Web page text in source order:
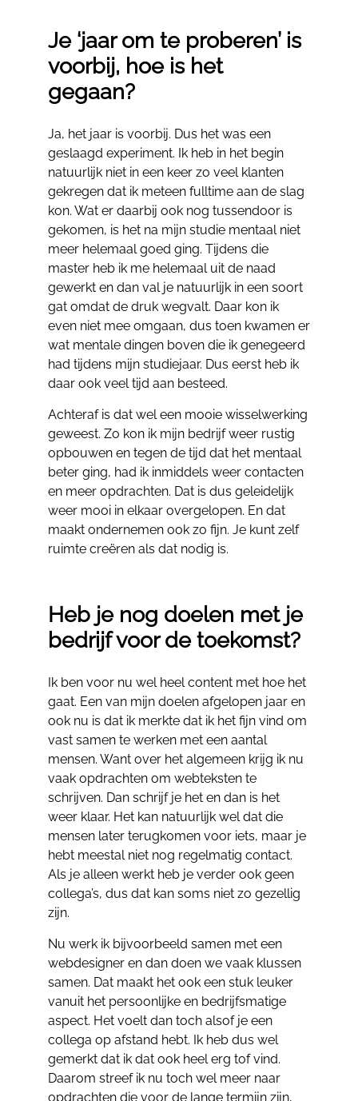
Je ‘jaar om te proberen’ is
voorbij, hoe is het
gegaan?
Ja, het jaar is voorbij. Dus het was een
geslaagd experiment. Ik heb in het begin
natuurlijk niet in een keer zo veel klanten
gekregen dat ik meteen fulltime aan de slag
kon. Wat er daarbij ook nog tussendoor is
gekomen, is het na mijn studie mentaal niet
meer helemaal goed ging. Tijdens die
master heb ik me helemaal uit de naad
gewerkt en dan val je natuurlijk in een soort
gat omdat de druk wegvalt. Daar kon ik
even niet mee omgaan, dus toen kwamen er
wat mentale dingen boven die ik genegeerd
had tijdens mijn studiejaar. Dus eerst heb ik
daar ook veel tijd aan besteed.
Achteraf is dat wel een mooie wisselwerking
geweest. Zo kon ik mijn bedrijf weer rustig
opbouwen en tegen de tijd dat het mentaal
beter ging, had ik inmiddels weer contacten
en meer opdrachten. Dat is dus geleidelijk
weer mooi in elkaar overgelopen. En dat
maakt ondernemen ook zo fijn. Je kunt zelf
ruimte creëren als dat nodig is.
Heb je nog doelen met je
bedrijf voor de toekomst?
Ik ben voor nu wel heel content met hoe het
gaat. Een van mijn doelen afgelopen jaar en
ook nu is dat ik merkte dat ik het fijn vind om
vast samen te werken met een aantal
mensen. Want over het algemeen krijg ik nu
vaak opdrachten om webteksten te
schrijven. Dan schrijf je het en dan is het
weer klaar. Het kan natuurlijk wel dat die
mensen later terugkomen voor iets, maar je
hebt meestal niet nog regelmatig contact.
Als je alleen werkt heb je verder ook geen
collega’s, dus dat kan soms niet zo gezellig
zijn.
Nu werk ik bijvoorbeeld samen met een
webdesigner en dan doen we vaak klussen
samen. Dat maakt het ook een stuk leuker
vanuit het persoonlijke en bedrijfsmatige
aspect. Het voelt dan toch alsof je een
collega op afstand hebt. Ik heb dus wel
gemerkt dat ik dat ook heel erg tof vind.
Daarom streef ik nu toch wel meer naar
opdrachten die voor de lange termijn zijn,